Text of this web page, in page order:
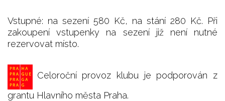
Vstupné: na sezení 580 Kč, na stání 280 Kč. Při
zakoupení vstupenky na sezení již není nutné
rezervovat místo.
Celoroční provoz klubu je podporován z
grantu Hlavního města Praha.